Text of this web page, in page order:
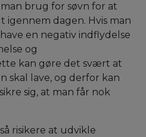
brug for søvn for at
dagen. Hvis man
en negativ indflydelse
og
kan gøre det svært at
skal lave, og derfor kan
sig, at man får nok
risikere at udvikle